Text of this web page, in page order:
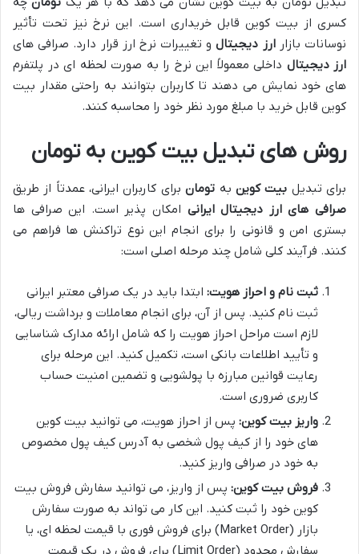
کسری از بیت کوین قابل خریداری است. این نرخ نیز تحت تأثیر
نوسانات بازارارز دیجیتالو تغییرات نرخ ارز قرار دارد. صرافی های
ارز دیجیتال داخلی معمولاً این نرخ را به صورت لحظه ای در پلتفرم
های خود نمایش می دهند تا کاربران بتوانند به راحتی مقدار بیت
کوین قابل خرید با مبلغ مورد نظر خود را محاسبه کنند.
روش های تبدیل بیت کوین به تومان
برای تبدیل بیت کوین به تومانبرای کاربران ایرانی، عمدتاً از طریق
صرافی های ارز دیجیتال ایرانی امکان پذیر است. این صرافی ها
بستری امن و قانونی را برای انجام این نوع تراکنش ها فراهم می
کنند. فرآیند کلی شامل چند مرحله اصلی است:
ثبت نام و احراز هویت: ابتدا باید در یک صرافی معتبر ایرانی
ثبت نام کنید. پس از آن، برای انجام معاملات و برداشت ریالی،
لازم است مراحل احراز هویت را که شامل ارائه مدارک شناسایی
و تأیید اطلاعات بانکی است، تکمیل کنید. این مرحله برای
رعایت قوانین مبارزه با پولشویی و تضمین امنیت حساب
کاربری ضروری است.
واریز بیت کوین: پس از احراز هویت، می توانید بیت کوین
های خود را از کیف پول شخصی به آدرس کیف پول مخصوص
به خود در صرافی واریز کنید.
فروش بیت کوین: پس از واریز، می توانید سفارش فروش بیت
کوین خود را ثبت کنید. این کار می تواند به صورت سفارش
بازار (Market Order) برای فروش فوری با قیمت لحظه ای، یا
سفارش محدود (Limit Order) برای فروش در یک قیمت